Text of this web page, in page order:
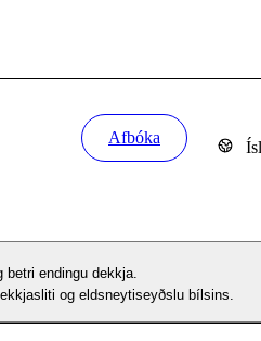
Afbóka
betri endingu dekkja.
og eldsneytiseyðslu bílsins.